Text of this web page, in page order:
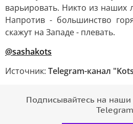
варьировать. Никто из наших
Напротив - большинство
скажут на Западе - плевать.
@sashakots
Источник: Telegram-канал
Подписывайтесь на
Telegram